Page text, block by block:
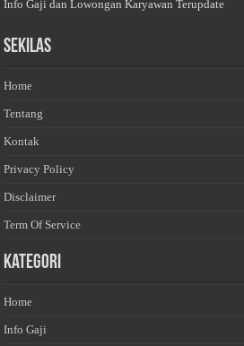
Info Gaji dan Lowongan Karyawan Terupdate
Sekilas
Home
Tentang
Kontak
Privacy Policy
Disclaimer
Term Of Service
Kategori
Home
Info Gaji